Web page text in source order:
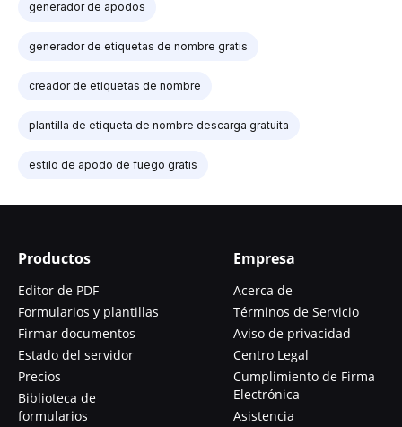
generador de apodos
generador de etiquetas de nombre gratis
creador de etiquetas de nombre
plantilla de etiqueta de nombre descarga gratuita
estilo de apodo de fuego gratis
Productos
Editor de PDF
Formularios y plantillas
Firmar documentos
Estado del servidor
Precios
Biblioteca de
formularios
Empresa
Acerca de
Términos de Servicio
Aviso de privacidad
Centro Legal
Cumplimiento de Firma
Electrónica
Asistencia